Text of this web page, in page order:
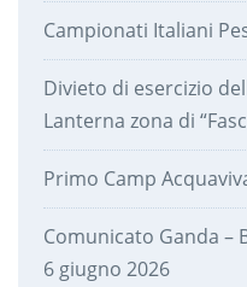
Campionati Italiani
Divieto di esercizio
Lanterna zona di
Primo Camp
Comunicato Ganda –
6 giugno 2026